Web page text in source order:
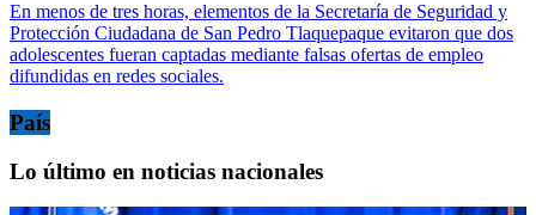
En menos de tres horas, elementos de la Secretaría de Seguridad y
Protección Ciudadana de San Pedro Tlaquepaque evitaron que dos
adolescentes fueran captadas mediante falsas ofertas de empleo
difundidas en redes sociales.
País
Lo último en noticias nacionales